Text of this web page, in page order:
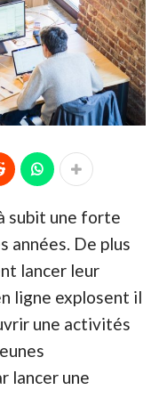
subit une forte
années. De plus
lancer leur
ligne explosent il
une activités
lancer une